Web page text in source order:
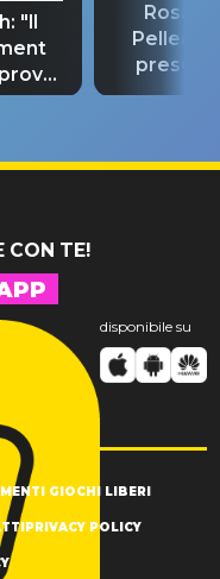
"Il
notte
Rosario
“Così
CON TE!
disponibile su
GIOCHI LIBERI
PRIVACY POLICY